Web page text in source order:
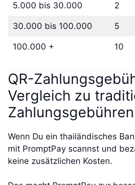
5.000 bis 30.000 2
30.000 bis 100.000 5
100.000 + 10
QR-
Vergleich zu
Zahlungsgebühren
Wenn Du ein thailändisches
mit PromptPay scannst und
keine zusätzlichen Kosten.